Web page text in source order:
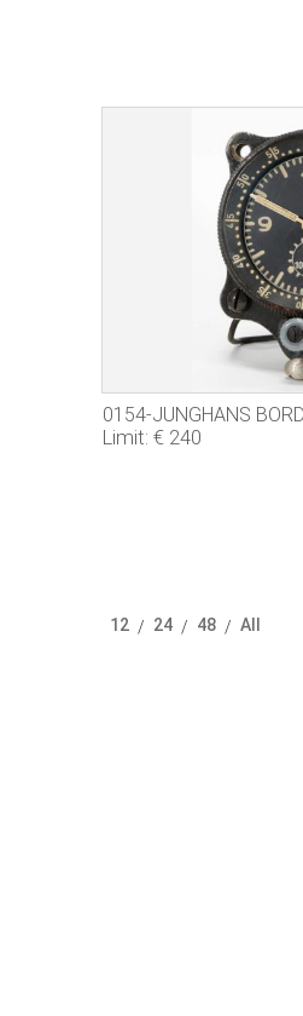
0154-JUNGHANS
Limit: € 240
12 / 24 / 48 / All